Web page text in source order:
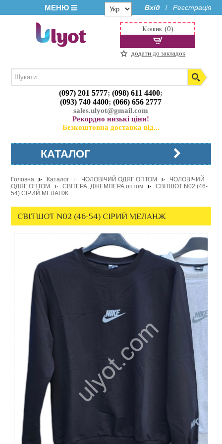
МЕНЮ Вхід / Реєстрація
(097) 201 5777;(098) 611 4400;
(093) 740 4400;(066) 656 2777
sales.ulyot@gmail.com
Рекордно низькі ціни!
Безкоштовна доставка від...
Кошик (0)
додати до закладок
КАТАЛОГ
Головна Каталог ЧОЛОВІЧИЙ ОДЯГ ОПТОМ
ЧОЛОВІЧИЙ
ОДЯГ ОПТОМ
СВІТЕРА, ДЖЕМПЕРА оптом
СВІТШОТ N02 (46-
54) СІРИЙ МЕЛАНЖ
СВІТШОТ N02 (46-54) СІРИЙ МЕЛАНЖ